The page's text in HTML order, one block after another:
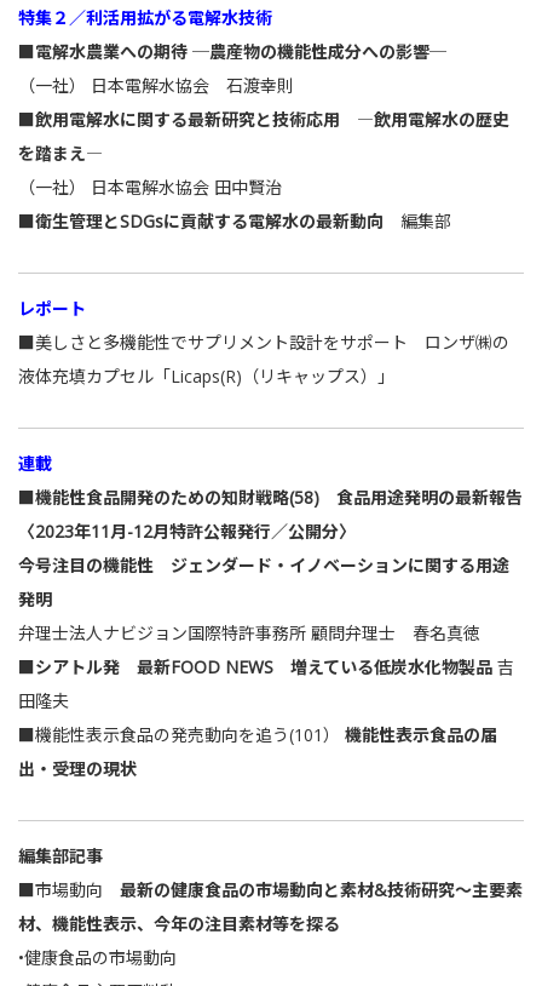
特集２／利活用拡がる電解水技術
■電解水農業への期待 ─農産物の機能性成分への影響─
（一社） 日本電解水協会 石渡幸則
■飲用電解水に関する最新研究と技術応用 ―飲用電解水の歴史
を踏まえ―
（一社） 日本電解水協会 田中賢治
■衛生管理とSDGsに貢献する電解水の最新動向 編集部
レポート
■美しさと多機能性でサプリメント設計をサポート ロンザ㈱の
液体充填カプセル「Licaps(R)（リキャップス）」
連載
■機能性食品開発のための知財戦略(58) 食品用途発明の最新報告
〈2023年11月-12月特許公報発行／公開分〉
今号注目の機能性 ジェンダード・イノベーションに関する用途
発明
弁理士法人ナビジョン国際特許事務所 顧問弁理士 春名真徳
■シアトル発 最新FOOD NEWS 増えている低炭水化物製品 吉
田隆夫
■機能性表示食品の発売動向を追う(101） 機能性表示食品の届
出・受理の現状
編集部記事
■市場動向 最新の健康食品の市場動向と素材&技術研究～主要素
材、機能性表示、今年の注目素材等を探る
•健康食品の市場動向